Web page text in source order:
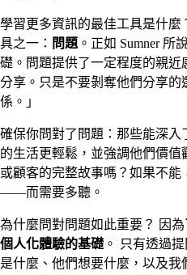
學習更多資訊的最佳工具是什
具之一： 問題 。正如 Sumner 所
礎。問題提供了一定程度的親
分享。只是不要剝奪他們分享的
係。」
確保你問對了問題：那些能深入
的生活更輕鬆，並強調他們價
或顧客的完整故事嗎？如果不
——而需要多聽。
為什麼問對問題如此重要？ 因為
個人化體驗的基礎 。 只有透過
是什麼、他們想要什麼，以及我